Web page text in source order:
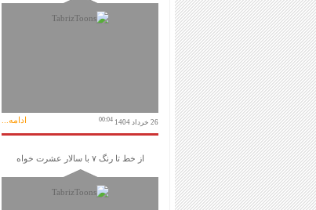
26 خرداد 1404 00:04 ادامه...
از خط تا رنگ ۷ با سالار عشرت خواه